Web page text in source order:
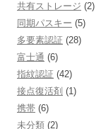
共有ストレージ (2)
同期パスキー (5)
多要素認証 (28)
富士通 (6)
指紋認証 (42)
接点復活剤 (1)
携帯 (6)
未分類 (2)